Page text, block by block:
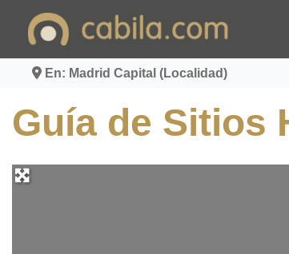
En: Madrid Capital (Localidad)
Guía de Sitios